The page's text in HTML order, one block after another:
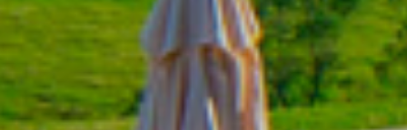
Prodotti
Eventi